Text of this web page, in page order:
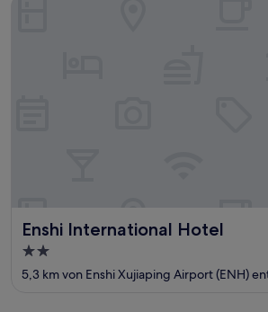
Enshi International Hotel
Enshi International Hotel
2.0-
Sterne-
5,3 km von Enshi Xujiaping Airport (ENH)